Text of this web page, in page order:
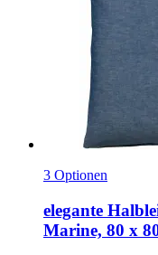
3 Optionen
elegante
Marine, 80 x